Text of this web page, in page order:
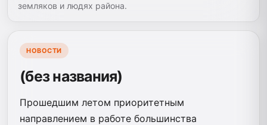
земляков и людях района.
НОВОСТИ
(без названия)
Прошедшим летом приоритетным
направлением в работе большинства